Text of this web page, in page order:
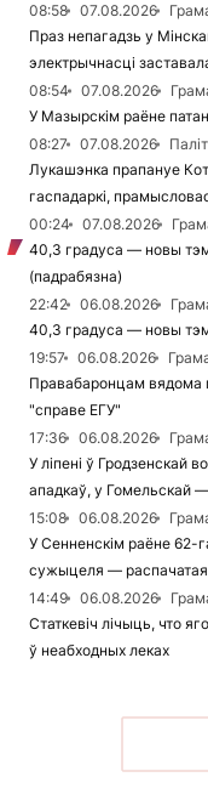
08:58
07.08.2026
Праз непагадзь у
электрычнасці
08:54
07.08.2026
У Мазырскім раёне
08:27
07.08.2026
Лукашэнка прапануе
гаспадаркі,
00:24
07.08.2026
40,3 градуса — новы
(падрабязна)
22:42
06.08.2026
40,3 градуса — новы
19:57
06.08.2026
Правабаронцам вядома
"справе ЕГУ"
17:36
06.08.2026
У ліпені ў Гродзенскай
ападкаў, у Гомельскай
15:08
06.08.2026
У Сенненскім раёне 62-
сужыцеля — распачатая
14:49
06.08.2026
Статкевіч лічыць, что
ў неабходных леках